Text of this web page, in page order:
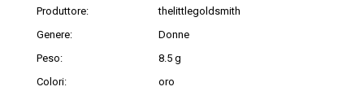
Produttore:
thelittlegoldsmith
Genere:
Donne
Peso:
8.5 g
Colori:
oro